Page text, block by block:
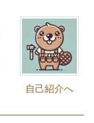
自己紹介へ